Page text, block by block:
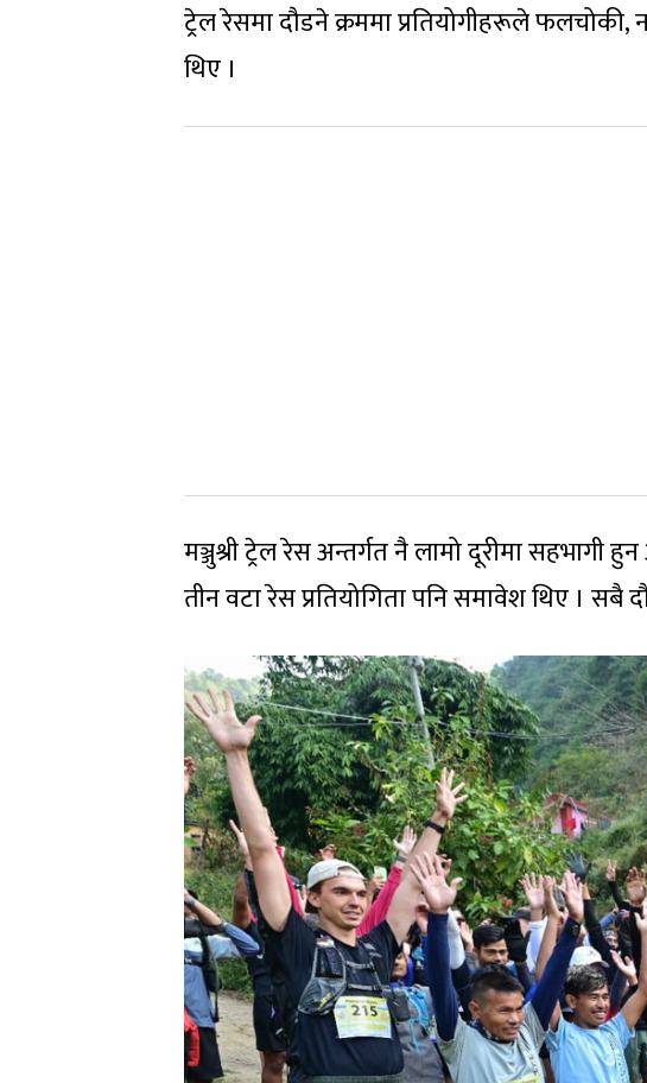
ट्रेल रेसमा दौडने क्रममा प्रतियोगीहरूले फलचोकी,
थिए ।
मञ्जुश्री ट्रेल रेस अन्तर्गत नै लामो दूरीमा
तीन वटा रेस प्रतियोगिता पनि समावेश थिए ।